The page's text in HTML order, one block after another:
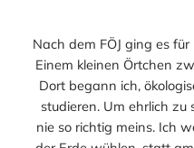
Nach dem FÖJ ging es
Einem kleinen Örtchen
Dort begann ich,
studieren. Um ehrlich
nie so richtig meins. Ich